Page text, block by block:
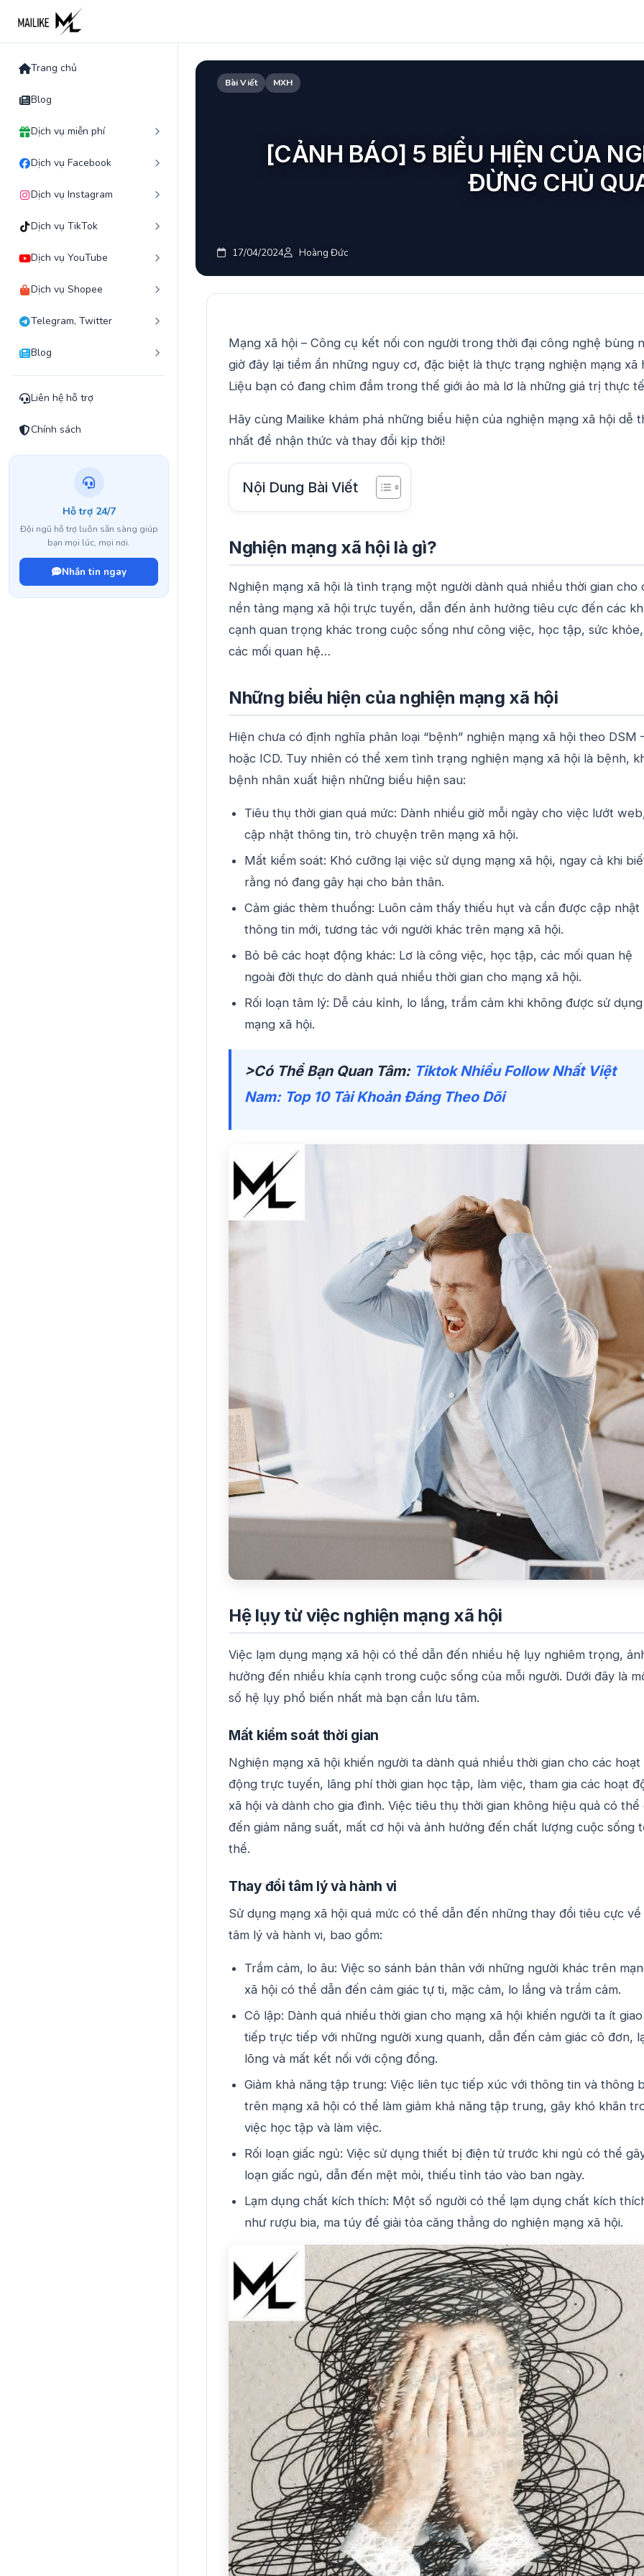
content
Trang chủ
Blog
Dịch vụ miễn phí
Dịch vụ Facebook
Dịch vụ Instagram
Dịch vụ TikTok
Dịch vụ YouTube
Dịch vụ Shopee
Telegram, Twitter
Blog
Liên hệ hỗ trợ
Chính sách
Hỗ trợ 24/7
Đội ngũ hỗ trợ luôn sẵn sàng giúp
bạn mọi lúc, mọi nơi.
Nhắn tin ngay
Bài Viết MXH
[CẢNH BÁO] 5 BIỂU HIỆN CỦA
ĐỪNG CHỦ
17/04/2024 Hoàng Đức
Mạng xã hội – Công cụ kết nối con người trong thời đại công nghệ bùng
giờ đây lại tiềm ẩn những nguy cơ, đặc biệt là thực trạng nghiện mạng xã
Liệu bạn có đang chìm đắm trong thế giới ảo mà lơ là những giá trị thực
Hãy cùng Mailike khám phá những biểu hiện của nghiện mạng xã hội dễ
nhất để nhận thức và thay đổi kịp thời!
Nội Dung Bài Viết
Nghiện mạng xã hội là gì?
Nghiện mạng xã hội là tình trạng một người dành quá nhiều thời gian cho
nền tảng mạng xã hội trực tuyến, dẫn đến ảnh hưởng tiêu cực đến các
cạnh quan trọng khác trong cuộc sống như công việc, học tập, sức khỏe,
các mối quan hệ…
Những biểu hiện của nghiện mạng xã hội
Hiện chưa có định nghĩa phân loại “bệnh” nghiện mạng xã hội theo DSM
hoặc ICD. Tuy nhiên có thể xem tình trạng nghiện mạng xã hội là bệnh,
bệnh nhân xuất hiện những biểu hiện sau:
Tiêu thụ thời gian quá mức: Dành nhiều giờ mỗi ngày cho việc lướt
cập nhật thông tin, trò chuyện trên mạng xã hội.
Mất kiểm soát: Khó cưỡng lại việc sử dụng mạng xã hội, ngay cả khi
rằng nó đang gây hại cho bản thân.
Cảm giác thèm thuồng: Luôn cảm thấy thiếu hụt và cần được cập nhật
thông tin mới, tương tác với người khác trên mạng xã hội.
Bỏ bê các hoạt động khác: Lơ là công việc, học tập, các mối quan hệ
ngoài đời thực do dành quá nhiều thời gian cho mạng xã hội.
Rối loạn tâm lý: Dễ cáu kỉnh, lo lắng, trầm cảm khi không được sử dụng
mạng xã hội.
>Có Thể Bạn Quan Tâm: Tiktok Nhiều Follow Nhất Việt
Nam: Top 10 Tài Khoản Đáng Theo Dõi
Hệ lụy từ việc nghiện mạng xã hội
Việc lạm dụng mạng xã hội có thể dẫn đến nhiều hệ lụy nghiêm trọng,
hưởng đến nhiều khía cạnh trong cuộc sống của mỗi người. Dưới đây là
số hệ lụy phổ biến nhất mà bạn cần lưu tâm.
Mất kiểm soát thời gian
Nghiện mạng xã hội khiến người ta dành quá nhiều thời gian cho các hoạt
động trực tuyến, lãng phí thời gian học tập, làm việc, tham gia các hoạt
xã hội và dành cho gia đình. Việc tiêu thụ thời gian không hiệu quả có thể
đến giảm năng suất, mất cơ hội và ảnh hưởng đến chất lượng cuộc sống
thể.
Thay đổi tâm lý và hành vi
Sử dụng mạng xã hội quá mức có thể dẫn đến những thay đổi tiêu cực về
tâm lý và hành vi, bao gồm:
Trầm cảm, lo âu: Việc so sánh bản thân với những người khác trên
xã hội có thể dẫn đến cảm giác tự ti, mặc cảm, lo lắng và trầm cảm.
Cô lập: Dành quá nhiều thời gian cho mạng xã hội khiến người ta ít giao
tiếp trực tiếp với những người xung quanh, dẫn đến cảm giác cô đơn,
lõng và mất kết nối với cộng đồng.
Giảm khả năng tập trung: Việc liên tục tiếp xúc với thông tin và thông
trên mạng xã hội có thể làm giảm khả năng tập trung, gây khó khăn
việc học tập và làm việc.
Rối loạn giấc ngủ: Việc sử dụng thiết bị điện tử trước khi ngủ có thể
loạn giấc ngủ, dẫn đến mệt mỏi, thiếu tỉnh táo vào ban ngày.
Lạm dụng chất kích thích: Một số người có thể lạm dụng chất kích
như rượu bia, ma túy để giải tỏa căng thẳng do nghiện mạng xã hội.